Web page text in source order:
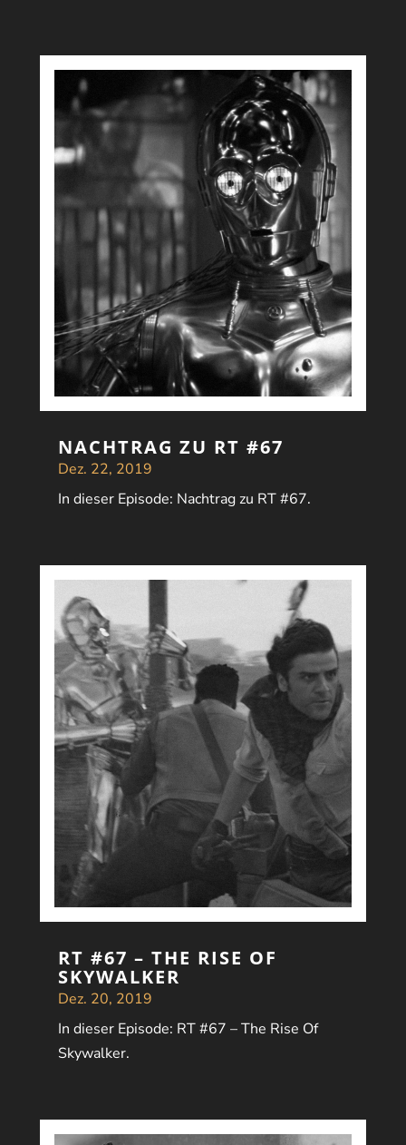
NACHTRAG ZU RT #67
Dez. 22, 2019
In dieser Episode: Nachtrag zu RT #67.
RT #67 – THE RISE OF
SKYWALKER
Dez. 20, 2019
In dieser Episode: RT #67 – The Rise Of
Skywalker.